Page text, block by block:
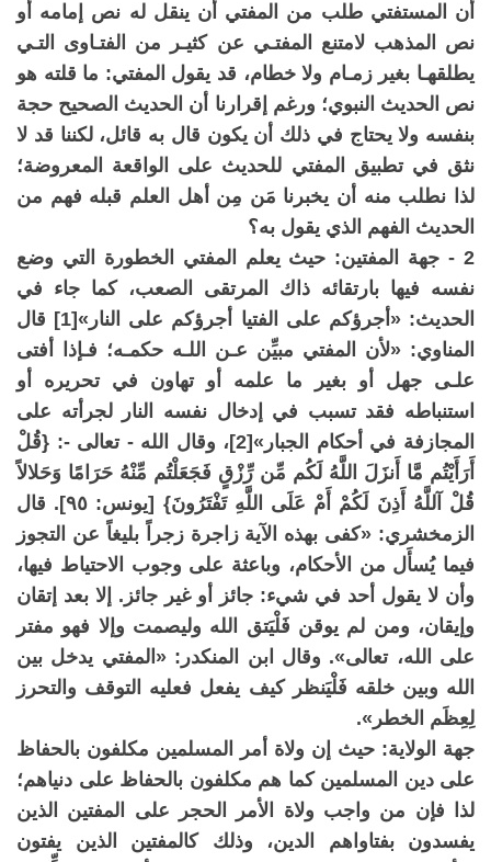
أن المستفتي طلب من المفتي أن ينقل له نص إمامه أو
نص المذهب لامتنع المفتـي عن كثيـر من الفتـاوى التـي
يطلقهـا بغير زمـام ولا خطام، قد يقول المفتي: ما قلته هو
نص الحديث النبوي؛ ورغم إقرارنا أن الحديث الصحيح حجة
بنفسه ولا يحتاج في ذلك أن يكون قال به قائل، لكننا قد لا
نثق في تطبيق المفتي للحديث على الواقعة المعروضة؛
لذا نطلب منه أن يخبرنا مَن مِن أهل العلم قبله فهم من
الحديث الفهم الذي يقول به؟
2 - جهة المفتين: حيث يعلم المفتي الخطورة التي وضع
نفسه فيها بارتقائه ذاك المرتقى الصعب، كما جاء في
الحديث: «أجرؤكم على الفتيا أجرؤكم على النار»[1] قال
المناوي: «لأن المفتي مبيِّن عـن اللـه حكمـه؛ فـإذا أفتى
علـى جهل أو بغير ما علمه أو تهاون في تحريره أو
استنباطه فقد تسبب في إدخال نفسه النار لجرأته على
المجازفة في أحكام الجبار»[2]، وقال الله - تعالى -: {قُلْ
أَرَأَيْتُم مَّا أَنزَلَ اللَّهُ لَكُم مِّن رِّزْقٍ فَجَعَلْتُم مِّنْهُ حَرَامًا وَحَلالاً
قُلْ آللَّهُ أَذِنَ لَكُمْ أَمْ عَلَى اللَّهِ تَفْتَرُونَ} [يونس: ٩٥]. قال
الزمخشري: «كفى بهذه الآية زاجرة زجراً بليغاً عن التجوز
فيما يُسأَل من الأحكام، وباعثة على وجوب الاحتياط فيها،
وأن لا يقول أحد في شيء: جائز أو غير جائز. إلا بعد إتقان
وإيقان، ومن لم يوقن فَلْيَتق الله وليصمت وإلا فهو مفتر
على الله، تعالى». وقال ابن المنكدر: «المفتي يدخل بين
الله وبين خلقه فَلْيَنظر كيف يفعل فعليه التوقف والتحرز
لِعِظَم الخطر».
جهة الولاية: حيث إن ولاة أمر المسلمين مكلفون بالحفاظ
على دين المسلمين كما هم مكلفون بالحفاظ على دنياهم؛
لذا فإن من واجب ولاة الأمر الحجر على المفتين الذين
يفسدون بفتاواهم الدين، وذلك كالمفتين الذين يفتون